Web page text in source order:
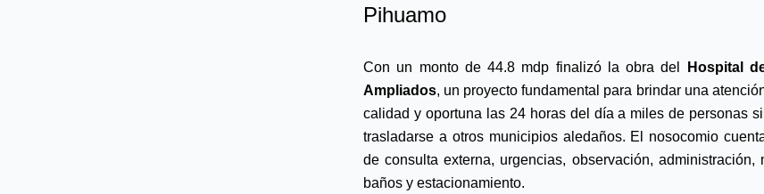
Pihuamo
Con un monto de 44.8 mdp finalizó la obra del
Hospital
Ampliados, un proyecto fundamental para brindar una
calidad y oportuna las 24 horas del día a miles de personas
trasladarse a otros municipios aledaños. El nosocomio
de consulta externa, urgencias, observación, administración,
baños y estacionamiento.